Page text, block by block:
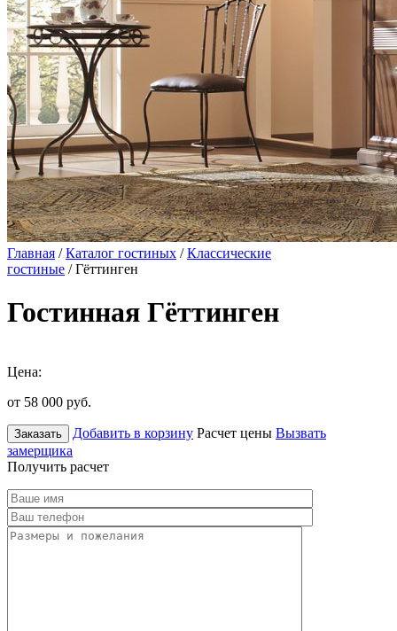
Главная /Каталог гостиных /Классические
гостиные / Гёттинген
Гостинная Гёттинген
Цена:
от 58 000 руб.
Заказать Добавить в корзину Расчет цены Вызвать
замерщика
Получить расчет